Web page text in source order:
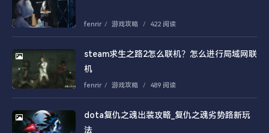
fenrir / 游戏攻略 / 422 阅读
steam求生之路2怎么联机？怎么进行局域网联
机
fenrir / 游戏攻略 / 489 阅读
dota复仇之魂出装攻略_复仇之魂劣势路新玩
法